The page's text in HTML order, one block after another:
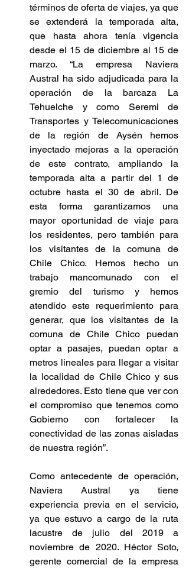
términos de oferta de viajes, ya que
se extenderá la temporada alta,
que hasta ahora tenía vigencia
desde el 15 de diciembre al 15 de
marzo. “La empresa Naviera
Austral ha sido adjudicada para la
operación de la barcaza La
Tehuelche y como Seremi de
Transportes y Telecomunicaciones
de la región de Aysén hemos
inyectado mejoras a la operación
de este contrato, ampliando la
temporada alta a partir del 1 de
octubre hasta el 30 de abril. De
esta forma garantizamos una
mayor oportunidad de viaje para
los residentes, pero también para
los visitantes de la comuna de
Chile Chico. Hemos hecho un
trabajo mancomunado con el
gremio del turismo y hemos
atendido este requerimiento para
generar, que los visitantes de la
comuna de Chile Chico puedan
optar a pasajes, puedan optar a
metros lineales para llegar a visitar
la localidad de Chile Chico y sus
alrededores. Esto tiene que ver con
el compromiso que tenemos como
Gobierno con fortalecer la
conectividad de las zonas aisladas
de nuestra región”.
Como antecedente de operación,
Naviera Austral ya tiene
experiencia previa en el servicio,
ya que estuvo a cargo de la ruta
lacustre de julio del 2019 a
noviembre de 2020. Héctor Soto,
gerente comercial de la empresa